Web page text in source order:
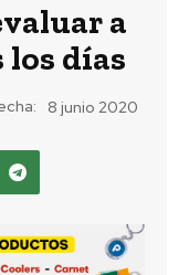
a
días
8 junio 2020